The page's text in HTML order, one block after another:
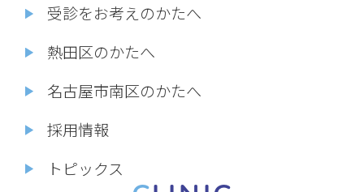
受診をお考えのかたへ
熱田区のかたへ
名古屋市南区のかたへ
採用情報
トピックス